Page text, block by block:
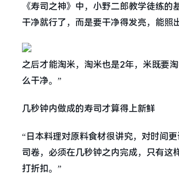
《寿司之神》中，小野二郎教学徒练
干净就行了，而是要干净得发亮，能照
之后才能淘米，淘米也是2年，米既要
么干净。”
几秒钟内做成的寿司才算得上新鲜
“日本料理对原料食材很讲究，对时间
司卷，必须在几秒钟之内完成，只有这
打折扣。”